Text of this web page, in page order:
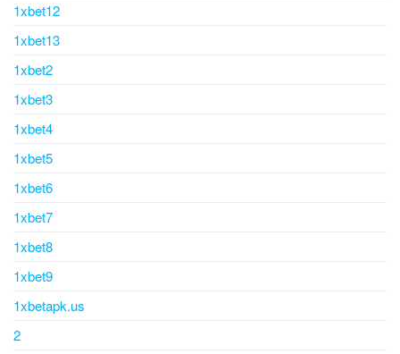
1xbet12
1xbet13
1xbet2
1xbet3
1xbet4
1xbet5
1xbet6
1xbet7
1xbet8
1xbet9
1xbetapk.us
2